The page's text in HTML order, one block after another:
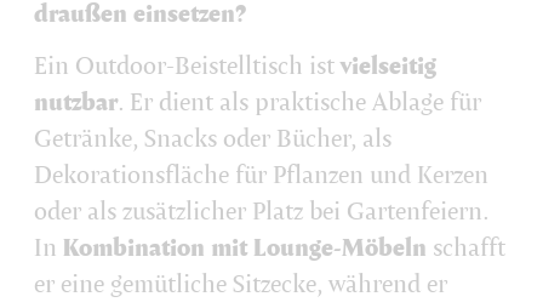
draußen einsetzen?
Ein Outdoor-Beistelltisch istvielseitig
nutzbar. Er dient als praktische Ablage für
Getränke, Snacks oder Bücher, als
Dekorationsfläche für Pflanzen und Kerzen
oder als zusätzlicher Platz bei Gartenfeiern.
In Kombination mit Lounge-Möbeln schafft
er eine gemütliche Sitzecke, während er